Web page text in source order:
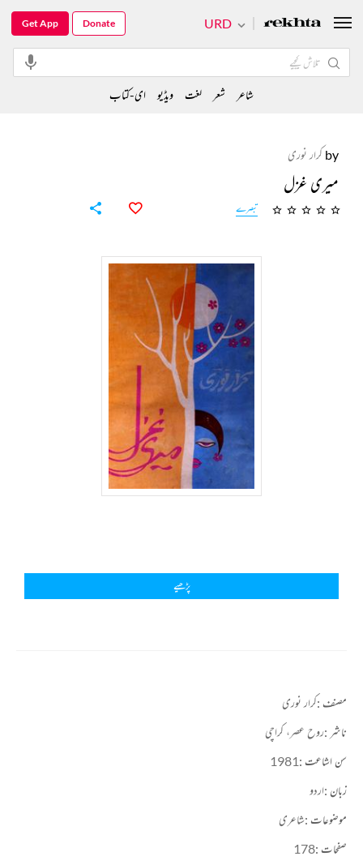
by کرار نوری
میری غزل
تبصرے
پڑھیے
مصنف :کرار نوری
ناشر :روح عصر، کراچی
سن اشاعت :1981
زبان :اردو
موضوعات :شاعری
صفحات :178
URD
Get App Donate
شاعر شعر لغت ویڈیو ای-کتاب